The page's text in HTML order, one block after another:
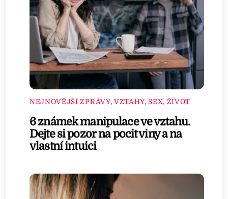
NEJNOVĚJŠÍ ZPRÁVY, VZTAHY, SEX, ŽIVOT
6 známek manipulace ve vztahu.
Dejte si pozor na pocit viny a na
vlastní intuici